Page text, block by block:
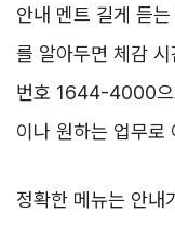
안내 멘트 길게 듣
를 알아두면 체감
번호 1644-4000으
이나 원하는 업무로
정확한 메뉴는 안내